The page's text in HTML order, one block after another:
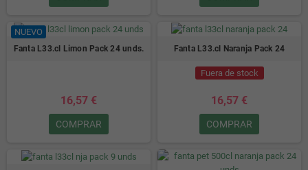
NUEVO
Fanta L33.cl Limon Pack 24 unds.
16,57 €
COMPRAR
Fanta L33.cl Naranja Pack 24
Fuera de stock
16,57 €
COMPRAR